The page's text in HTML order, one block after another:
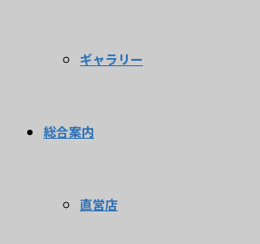
ギャラリー
総合案内
直営店